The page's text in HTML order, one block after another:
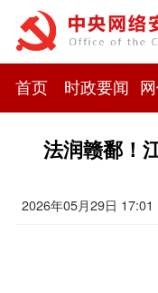
首页 时政要闻
法润赣鄱！
2026年05月29日 17:01